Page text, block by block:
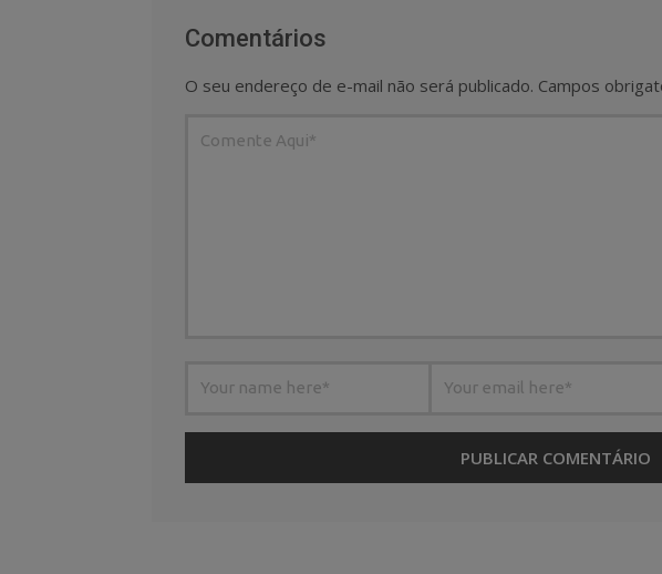
Comentários
O seu endereço de e-mail não será publicado. Campos